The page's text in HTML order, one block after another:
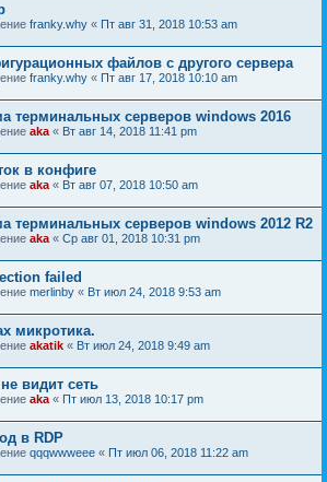
franky.why « Пт авг 31, 2018 10:53 am
файлов с другого сервера
franky.why « Пт авг 17, 2018 10:10 am
терминальных серверов windows 2016
aka « Вт авг 14, 2018 11:41 pm
в конфиге
aka « Вт авг 07, 2018 10:50 am
терминальных серверов windows 2012 R2
aka « Ср авг 01, 2018 10:31 pm
failed
merlinby « Вт июл 24, 2018 9:53 am
микротика.
akatik « Вт июл 24, 2018 9:49 am
видит сеть
aka « Пт июл 13, 2018 10:17 pm
в RDP
qqqwwweee « Пт июл 06, 2018 11:22 am